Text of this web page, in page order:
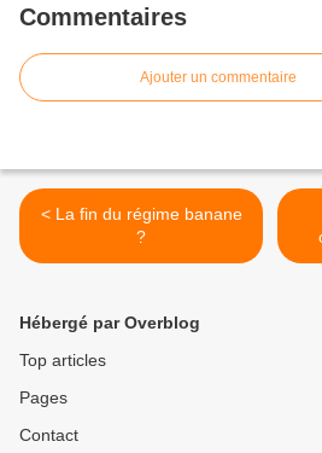
Commentaires
Ajouter un commentaire
< La fin du régime banane
?
Hébergé par Overblog
Top articles
Pages
Contact